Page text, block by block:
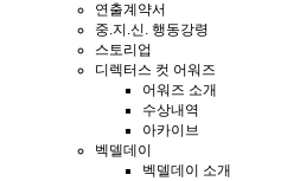
연출계약서
중.지.신. 행동강령
스토리업
디렉터스 컷 어워즈
어워즈 소개
수상내역
아카이브
벡델데이
벡델데이 소개